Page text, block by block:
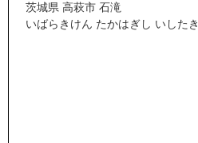
茨城県 高萩市 石滝
いばらきけん たかはぎし いしたき